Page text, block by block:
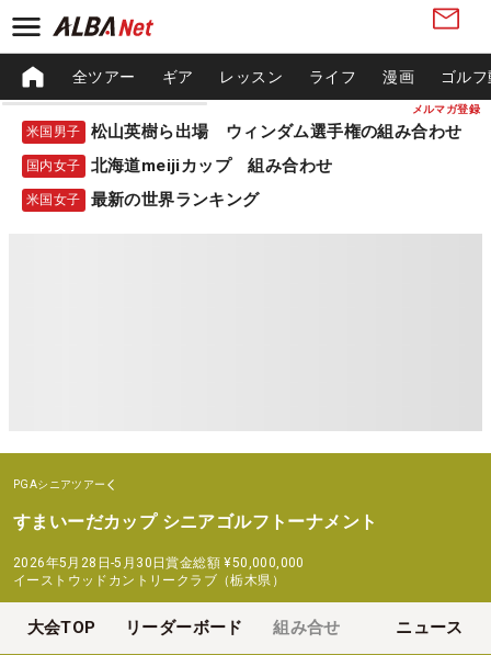
メルマガ登録
全ツアー ギア レッスン ライフ 漫画 ゴル
米国男子 松山英樹ら出場 ウィンダム選手権の組み合わせ
国内女子 北海道meijiカップ 組み合わせ
米国女子 最新の世界ランキング
PGAシニアツアー
すまいーだカップ シニアゴルフトーナメント
2026年5月28日-5月30日賞金総額 ¥50,000,000
イーストウッドカントリークラブ（栃木県）
大会TOP リーダーボード 組み合せ ニュース